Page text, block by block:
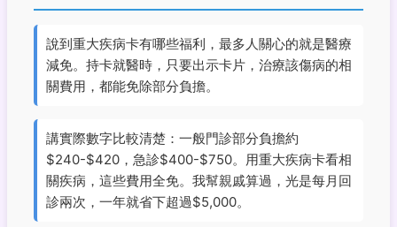
說到重大疾病卡有哪些福利，最多人關心的就是醫療
減免。持卡就醫時，只要出示卡片， 治療該傷病的相
關費用，都能免除部分負擔。
講實際數字比較清楚：一般門診部分負擔約
$240-$420，急診$400-$750。用重大疾病卡看相
關疾病，這些費用全免。我幫親戚算過，光是每月回
診兩次，一年就省下超過$5,000。